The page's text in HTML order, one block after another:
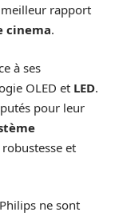
rapport
cinema.
à ses
OLED et LED.
pour leur
et
ne sont